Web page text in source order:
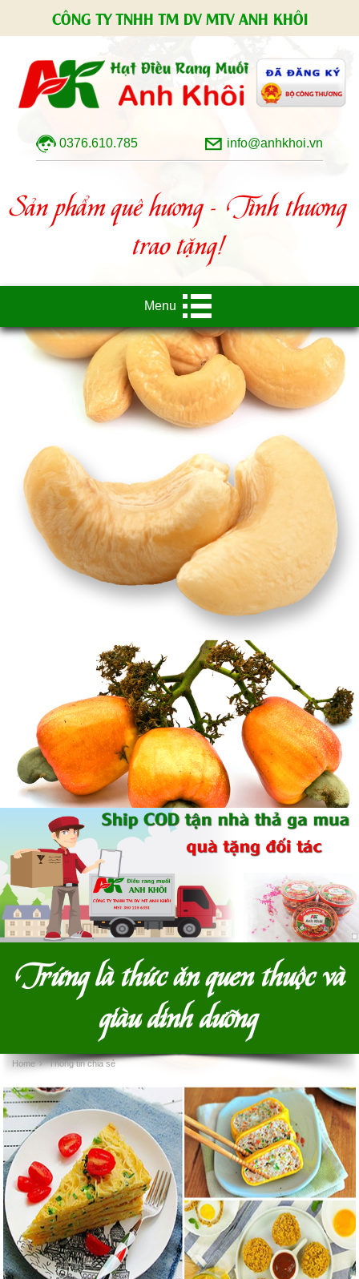
CÔNG TY TNHH TM DV MTV ANH KHÔI
0376.610.785 info@anhkhoi.vn
Sản phẩm quê hương - Tình thương
trao tặng!
Menu
Trứng là thức ăn quen thuộc và
giàu dinh dưỡng
Home › Thông tin chia sẻ